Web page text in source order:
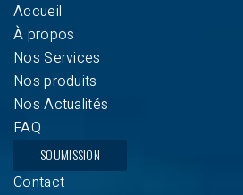
Accueil
À propos
Nos Services
Nos produits
Nos Actualités
FAQ
SOUMISSION
Contact